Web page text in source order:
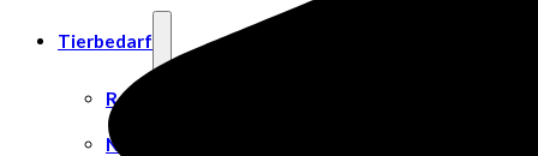
Tierbedarf
Rehabilitation & Orthopädie
Nahrungsergänzungsmittel